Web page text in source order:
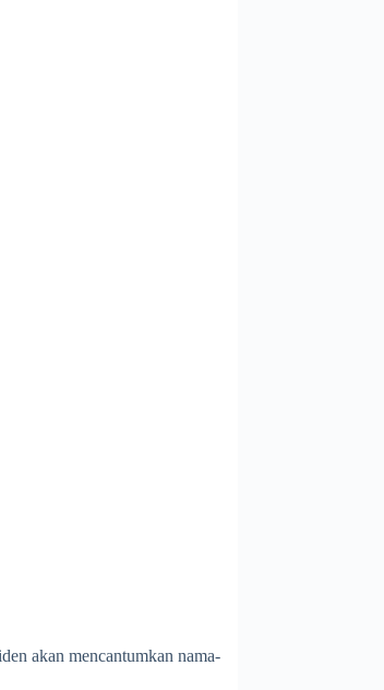
akan mencantumkan nama-